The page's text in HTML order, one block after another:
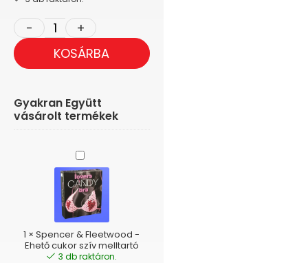
KOSÁRBA
Gyakran Együtt
vásárolt termékek
Spencer
&
Fleetwood
-
Ehető
cukor
szív
melltartó
1 ×Spencer & Fleetwood -
Ehető cukor szív melltartó
3 db raktáron.